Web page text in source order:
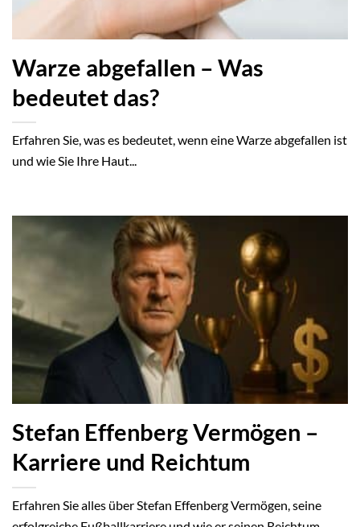
Warze abgefallen – Was
bedeutet das?
Erfahren Sie, was es bedeutet, wenn eine Warze abgefallen ist
und wie Sie Ihre Haut...
Stefan Effenberg Vermögen –
Karriere und Reichtum
Erfahren Sie alles über Stefan Effenberg Vermögen, seine